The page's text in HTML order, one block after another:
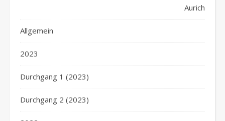
Aurich
Allgemein
2023
Durchgang 1 (2023)
Durchgang 2 (2023)